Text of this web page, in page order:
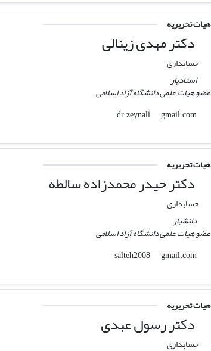
هیات تحریریه
دکتر مهدی زینالی
حسابداری
استادیار
عضو هیات علمی دانشگاه آزاد اسلامی
dr.zeynali
gmail.com
هیات تحریریه
دکتر حیدر محمدزاده سالطه
حسابداری
دانشیار
عضو هیات علمی دانشگاه آزاد اسلامی
salteh2008
gmail.com
هیات تحریریه
دکتر رسول عبدی
حسابداری